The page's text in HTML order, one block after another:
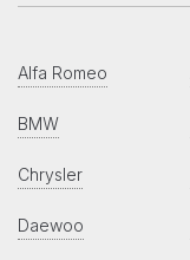
Alfa Romeo
BMW
Chrysler
Daewoo